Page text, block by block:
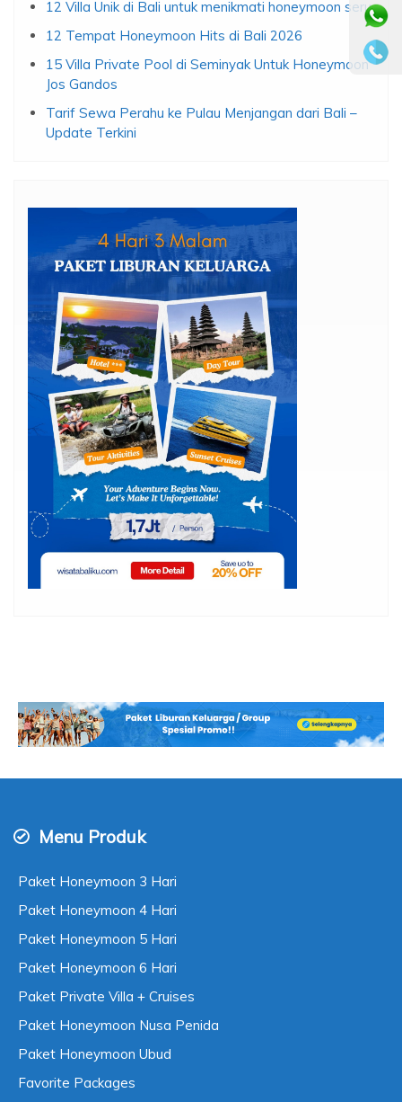
12 Villa Unik di Bali untuk menikmati honeymoon seru
12 Tempat Honeymoon Hits di Bali 2026
15 Villa Private Pool di Seminyak Untuk Honeymoon
Jos Gandos
Tarif Sewa Perahu ke Pulau Menjangan dari Bali –
Update Terkini
Menu Produk
Paket Honeymoon 3 Hari
Paket Honeymoon 4 Hari
Paket Honeymoon 5 Hari
Paket Honeymoon 6 Hari
Paket Private Villa + Cruises
Paket Honeymoon Nusa Penida
Paket Honeymoon Ubud
Favorite Packages